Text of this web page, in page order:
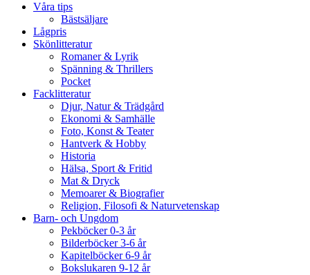
Våra tips
Bästsäljare
Lågpris
Skönlitteratur
Romaner & Lyrik
Spänning & Thrillers
Pocket
Facklitteratur
Djur, Natur & Trädgård
Ekonomi & Samhälle
Foto, Konst & Teater
Hantverk & Hobby
Historia
Hälsa, Sport & Fritid
Mat & Dryck
Memoarer & Biografier
Religion, Filosofi & Naturvetenskap
Barn- och Ungdom
Pekböcker 0-3 år
Bilderböcker 3-6 år
Kapitelböcker 6-9 år
Bokslukaren 9-12 år